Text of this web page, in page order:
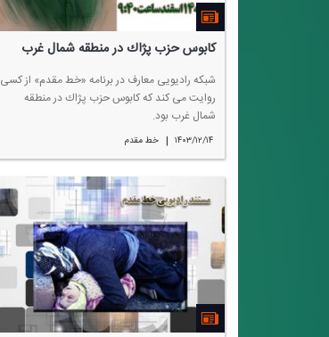
كابوس حزب پژاك در منطقه شمال غرب
شبكه رادیویی معارف در برنامه «خط مقدم» از كسی
روایت می كند كه كابوس حزب پژاك در منطقه
شمال غرب بود.
۱۴۰۳/۱۲/۱۴ | خط مقدم